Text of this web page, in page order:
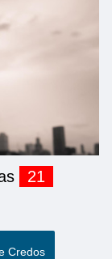
21
Credos